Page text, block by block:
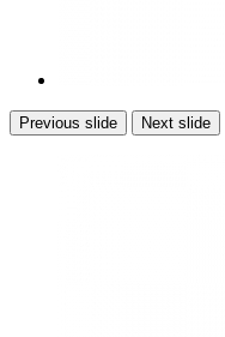
Previous slide Next slide